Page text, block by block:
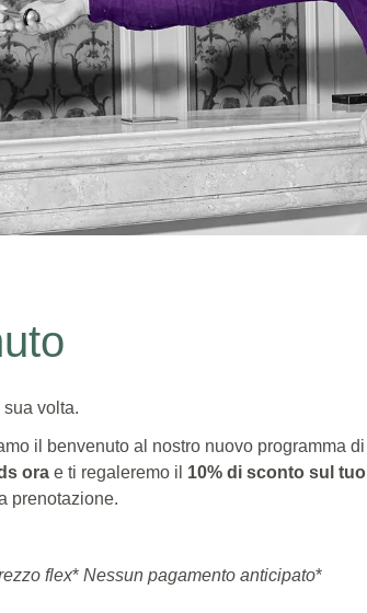
nuovi H Rewards membri
volta.
il benvenuto al nostro nuovo programma di
ora e ti regaleremo il 10% di sconto sul tuo
prenotazione.
flex* Nessun pagamento anticipato*